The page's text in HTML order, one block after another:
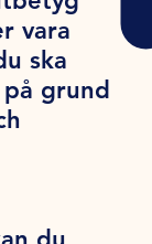
vara
ska
grund